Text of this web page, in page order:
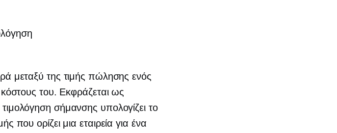
μεταξύ της τιμής πώλησης ενός
του. Εκφράζεται ως
σήμανσης υπολογίζει το
που ορίζει μια εταιρεία για ένα